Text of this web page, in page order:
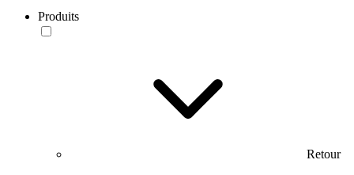
Produits
Retour